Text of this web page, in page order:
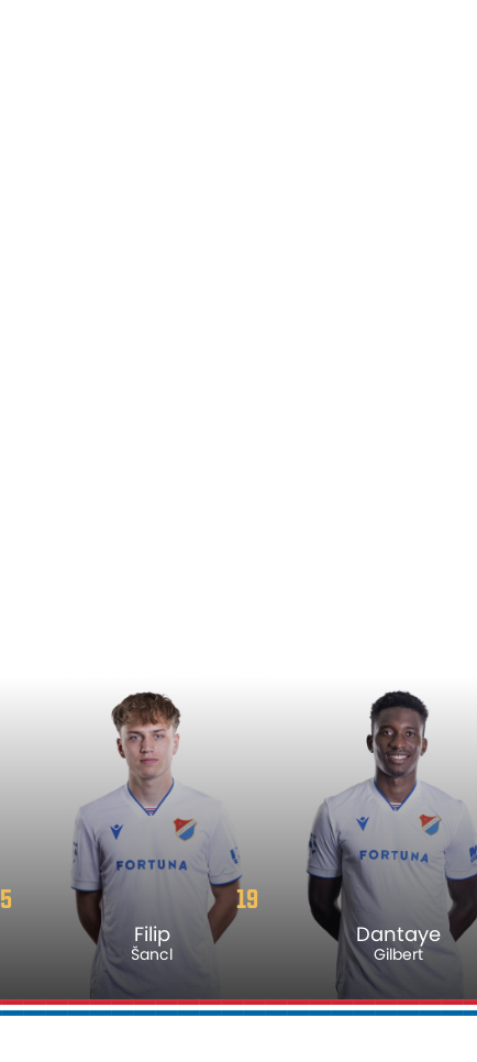
5 19
Filip
Šancl
Dantaye
Gilbert